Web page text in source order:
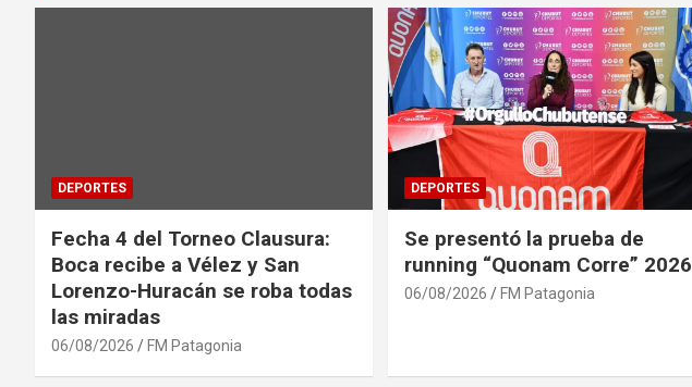
DEPORTES
Fecha 4 del Torneo Clausura:
Boca recibe a Vélez y San
Lorenzo-Huracán se roba todas
las miradas
06/08/2026 FM Patagonia
DEPORTES
Se presentó la prueba de
running “Quonam Corre” 2026
06/08/2026 FM Patagonia